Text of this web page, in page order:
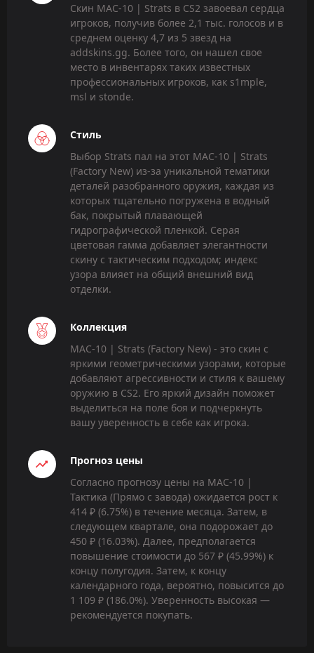
Скин MAC-10 | Strats в CS2 завоевал сердца
игроков, получив более 2,1 тыс. голосов и в
среднем оценку 4,7 из 5 звезд на
addskins.gg. Более того, он нашел свое
место в инвентарях таких известных
профессиональных игроков, как s1mple,
msl и stonde.
Стиль
Выбор Strats пал на этот MAC-10 | Strats
(Factory New) из-за уникальной тематики
деталей разобранного оружия, каждая из
которых тщательно погружена в водный
бак, покрытый плавающей
гидрографической пленкой. Серая
цветовая гамма добавляет элегантности
скину с тактическим подходом; индекс
узора влияет на общий внешний вид
отделки.
Коллекция
MAC-10 | Strats (Factory New) - это скин с
яркими геометрическими узорами, которые
добавляют агрессивности и стиля к вашему
оружию в CS2. Его яркий дизайн поможет
выделиться на поле боя и подчеркнуть
вашу уверенность в себе как игрока.
Прогноз цены
Согласно прогнозу цены на MAC-10 |
Тактика (Прямо с завода) ожидается рост к
414 ₽ (6.75%) в течение месяца. Затем, в
следующем квартале, она подорожает до
450 ₽ (16.03%). Далее, предполагается
повышение стоимости до 567 ₽ (45.99%) к
концу полугодия. Затем, к концу
календарного года, вероятно, повысится до
1 109 ₽ (186.0%). Уверенность высокая —
рекомендуется покупать.